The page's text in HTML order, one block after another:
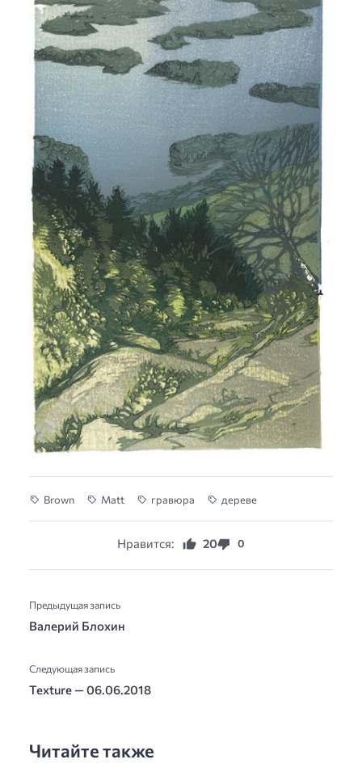
Brown Matt гравюра дереве
Нравится: 20 0
Предыдущая запись
Валерий Блохин
Следующая запись
Texture — 06.06.2018
Читайте также